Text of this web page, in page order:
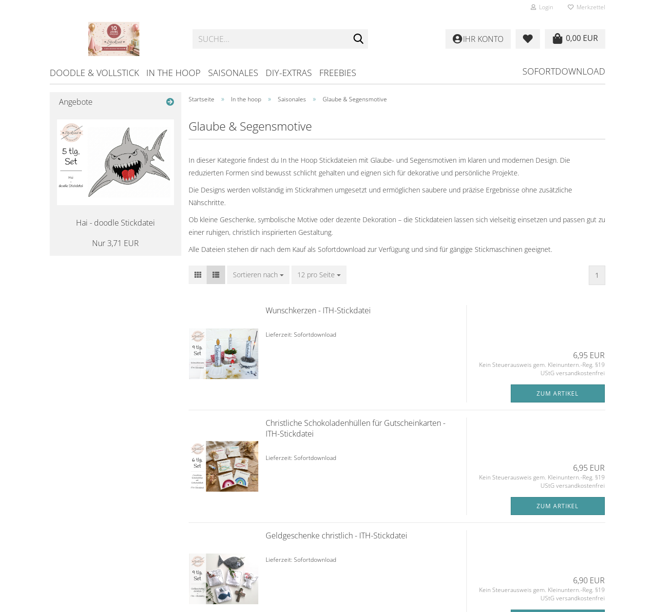
Login Merkzettel
0,00 EUR
IHR KONTO
DOODLE & VOLLSTICK IN THE HOOP SAISONALES DIY-EXTRAS FREEBIES SOFORTDOWNLOAD
Startseite » In the hoop » Saisonales » Glaube & Segensmotive
Glaube & Segensmotive
In dieser Kategorie findest du In the Hoop Stickdateien mit Glaube- und Segensmotiven im klaren und modernen Design. Die
reduzierten Formen sind bewusst schlicht gehalten und eignen sich für dekorative und persönliche Projekte.
Die Designs werden vollständig im Stickrahmen umgesetzt und ermöglichen saubere und präzise Ergebnisse ohne zusätzliche
Nähschritte.
Ob kleine Geschenke, symbolische Motive oder dezente Dekoration – die Stickdateien lassen sich vielseitig einsetzen und passen gut zu
einer ruhigen, christlich inspirierten Gestaltung.
Alle Dateien stehen dir nach dem Kauf als Sofortdownload zur Verfügung und sind für gängige Stickmaschinen geeignet.
Sortieren nach
Sortieren nach 12 pro Seite
pro Seite 1
Wunschkerzen - ITH-Stickdatei
Lieferzeit: Sofortdownload
6,95 EUR
Kein Steuerausweis gem. Kleinuntern.-Reg. §19
UStG versandkostenfrei
ZUM ARTIKEL
Christliche Schokoladenhüllen für Gutscheinkarten -
ITH-Stickdatei
Lieferzeit: Sofortdownload
6,95 EUR
Kein Steuerausweis gem. Kleinuntern.-Reg. §19
UStG versandkostenfrei
ZUM ARTIKEL
Geldgeschenke christlich - ITH-Stickdatei
Lieferzeit: Sofortdownload
6,90 EUR
Kein Steuerausweis gem. Kleinuntern.-Reg. §19
UStG versandkostenfrei
Angebote
Hai - doodle Stickdatei
Nur 3,71 EUR